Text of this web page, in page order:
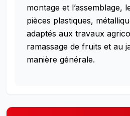
montage et l’assemblage,
pièces plastiques,
adaptés aux travaux
ramassage de fruits et au
manière générale.